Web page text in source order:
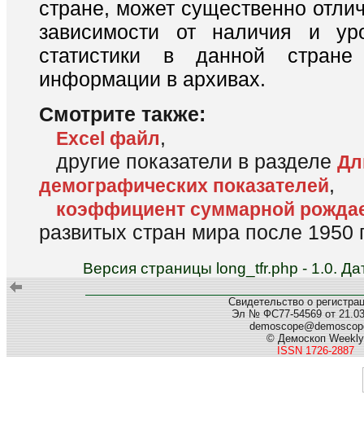
стране, может существенно
зависимости от наличия и
статистики в данной
информации в архивах.
Смотрите также:
Excel файл,
другие показатели в разделе
демографических показателей,
коэффициент суммарной
развитых стран мира после 1950
Версия страницы long_tfr.php - 1.0.
Свидетельство о
Эл № ФС77-54569 от
© Демоскоп Weekly
ISSN 1726-2887